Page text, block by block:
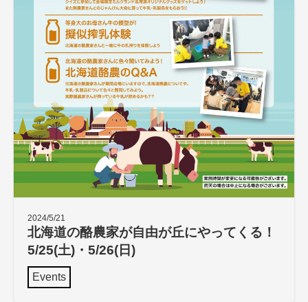
2024/5/21
北海道の酪農家が自由が丘にやってくる！
5/25(土)・5/26(日)
Events